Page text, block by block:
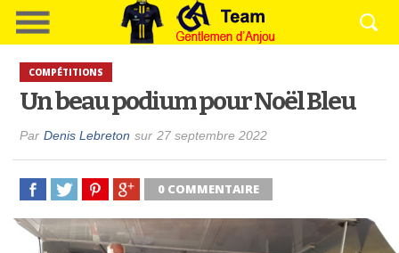
COMPÉTITIONS
Un beau podium pour Noël Bleu
Par Denis Lebreton sur 27 septembre 2022
0 COMMENTAIRE